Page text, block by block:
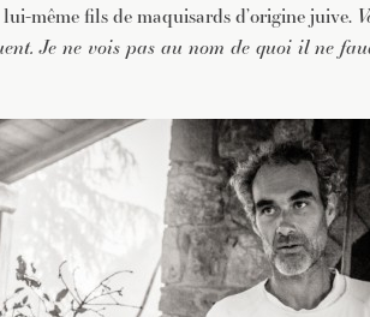
même fils de maquisards d’origine juive.
Je ne vois pas au nom de quoi il ne